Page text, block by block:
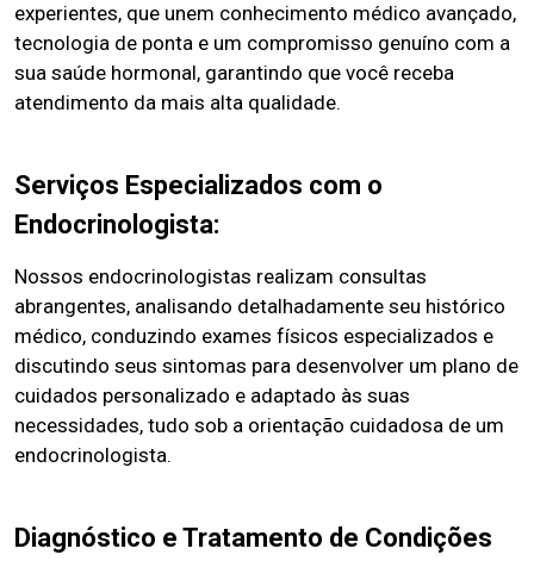
experientes, que unem conhecimento médico avançado,
tecnologia de ponta e um compromisso genuíno com a
sua saúde hormonal, garantindo que você receba
atendimento da mais alta qualidade.
Serviços Especializados com o
Endocrinologista:
Nossos endocrinologistas realizam consultas
abrangentes, analisando detalhadamente seu histórico
médico, conduzindo exames físicos especializados e
discutindo seus sintomas para desenvolver um plano de
cuidados personalizado e adaptado às suas
necessidades, tudo sob a orientação cuidadosa de um
endocrinologista.
Diagnóstico e Tratamento de Condições